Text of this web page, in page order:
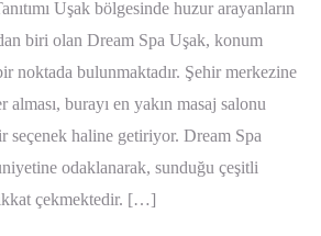
Uşak bölgesinde huzur arayanların
biri olan Dream Spa Uşak, konum
noktada bulunmaktadır. Şehir merkezine
burayı en yakın masaj salonu
seçenek haline getiriyor. Dream Spa
odaklanarak, sunduğu çeşitli
çekmektedir. […]